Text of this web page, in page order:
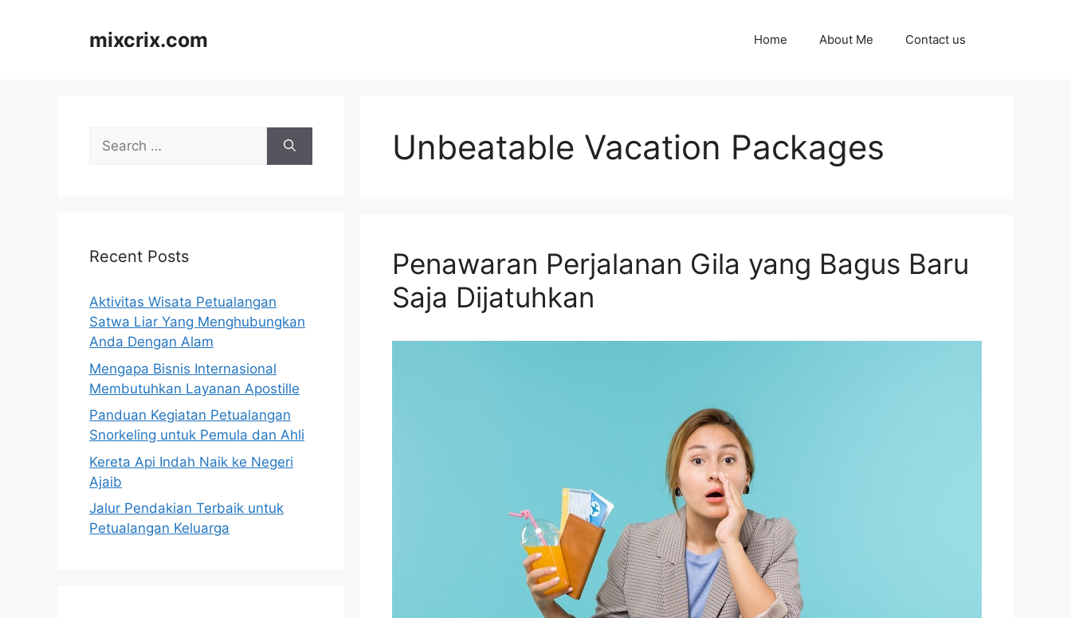
mixcrix.com Home About Me Contact us
Unbeatable Vacation Packages
Penawaran Perjalanan Gila yang Bagus Baru
Saja Dijatuhkan
Search
for:
Recent Posts
Aktivitas Wisata Petualangan
Satwa Liar Yang Menghubungkan
Anda Dengan Alam
Mengapa Bisnis Internasional
Membutuhkan Layanan Apostille
Panduan Kegiatan Petualangan
Snorkeling untuk Pemula dan Ahli
Kereta Api Indah Naik ke Negeri
Ajaib
Jalur Pendakian Terbaik untuk
Petualangan Keluarga